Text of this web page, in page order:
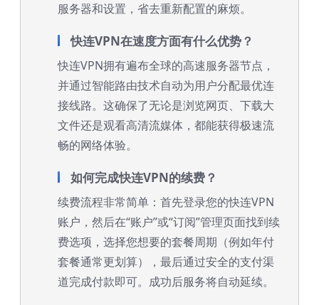
服务器和设置，省去重新配置的麻烦。
快连VPN在速度方面有什么优势？
快连VPN拥有遍布全球的高速服务器节点，
并通过智能路由技术自动为用户分配最优连
接线路。这确保了无论是浏览网页、下载大
文件还是观看高清流媒体，都能获得极速流
畅的网络体验。
如何完成快连VPN的续费？
续费流程非常简单：首先登录您的快连VPN
账户，然后在“账户”或“订阅”管理页面找到续
费选项，选择您想要的套餐周期（例如年付
套餐通常更划算），最后通过安全的支付渠
道完成付款即可。成功后服务将自动延续。